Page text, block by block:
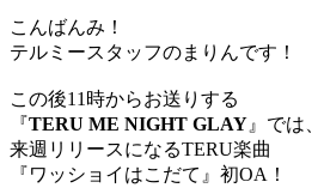
こんばんみ！
テルミースタッフのまりんです！
この後11時からお送りする
『TERU ME NIGHT GLAY 』では、
来週リリースになるTERU楽曲
『ワッショイはこだて』初OA！